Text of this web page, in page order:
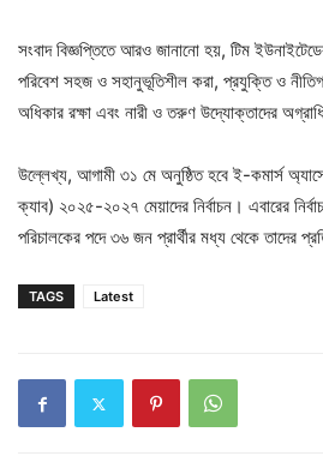
সংবাদ বিজ্ঞপ্তিতে আরও জানানো হয়, টিম
পরিবেশ সহজ ও সহানুভূতিশীল করা, প্রযুক্তি ও
অধিকার রক্ষা এবং নারী ও তরুণ উদ্যোক্তাদের
উল্লেখ্য, আগামী ৩১ মে অনুষ্ঠিত হবে ই-কমার্স
ক্যাব) ২০২৫-২০২৭ মেয়াদের নির্বাচন। এবারের
পরিচালকের পদে ৩৬ জন প্রার্থীর মধ্য থেকে তাদের
TAGS Latest